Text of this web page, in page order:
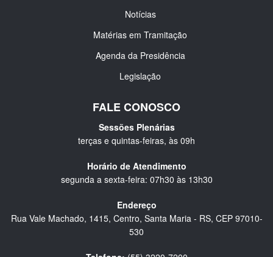
Notícias
Matérias em Tramitação
Agenda da Presidência
Legislação
FALE CONOSCO
Sessões Plenárias
terças e quintas-feiras, às 09h
Horário de Atendimento
segunda a sexta-feira: 07h30 às 13h30
Endereço
Rua Vale Machado, 1415, Centro, Santa Maria - RS, CEP 97010-
530